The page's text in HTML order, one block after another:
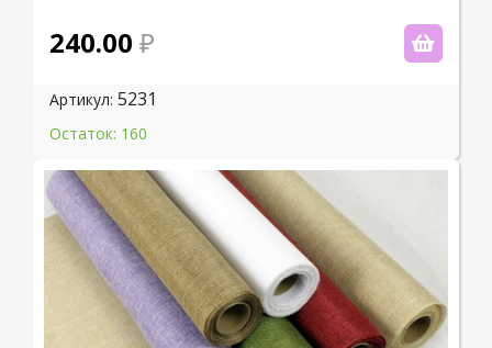
240.00
Артикул: 5231
Остаток: 160